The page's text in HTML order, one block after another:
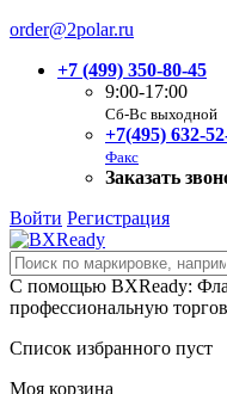
order@2polar.ru
+7 (499) 350-80-45
9:00-17:00
Сб-Вс выходной
+7(495) 632-
Факс
Заказать
Войти Регистрация
С помощью BXReady:
профессиональную
Список избранного пуст
Моя корзина